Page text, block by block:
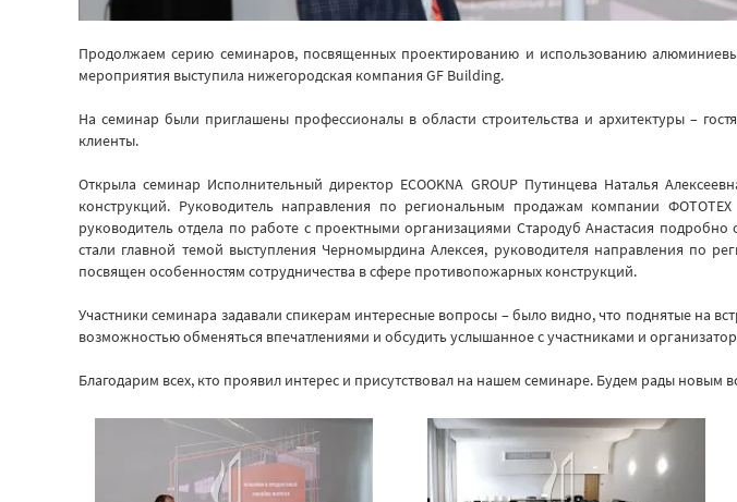
Продолжаем серию семинаров, посвященных проектированию и использованию
мероприятия выступила нижегородская компания GF Building.
На семинар были приглашены профессионалы в области строительства и архитектуры –
клиенты.
Открыла семинар Исполнительный директор ECOOKNA GROUP Путинцева Наталья
конструкций. Руководитель направления по региональным продажам компании
руководитель отдела по работе с проектными организациями Стародуб Анастасия
стали главной темой выступления Черномырдина Алексея, руководителя направления
посвящен особенностям сотрудничества в сфере противопожарных конструкций.
Участники семинара задавали спикерам интересные вопросы – было видно, что поднятые на
возможностью обменяться впечатлениями и обсудить услышанное с участниками и
Благодарим всех, кто проявил интерес и присутствовал на нашем семинаре. Будем рады новым